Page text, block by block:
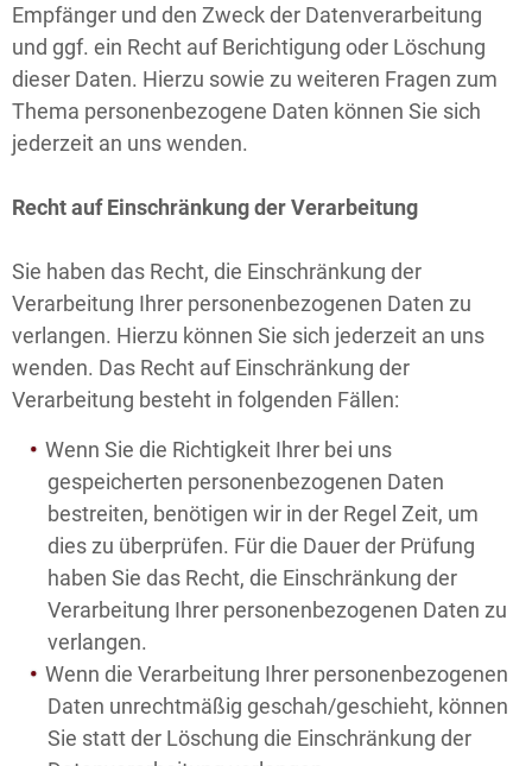
Empfänger und den Zweck der Datenverarbeitung
und ggf. ein Recht auf Berichtigung oder Löschung
dieser Daten. Hierzu sowie zu weiteren Fragen zum
Thema personenbezogene Daten können Sie sich
jederzeit an uns wenden.
Recht auf Einschränkung der Verarbeitung
Sie haben das Recht, die Einschränkung der
Verarbeitung Ihrer personenbezogenen Daten zu
verlangen. Hierzu können Sie sich jederzeit an uns
wenden. Das Recht auf Einschränkung der
Verarbeitung besteht in folgenden Fällen:
Wenn Sie die Richtigkeit Ihrer bei uns
gespeicherten personenbezogenen Daten
bestreiten, benötigen wir in der Regel Zeit, um
dies zu überprüfen. Für die Dauer der Prüfung
haben Sie das Recht, die Einschränkung der
Verarbeitung Ihrer personenbezogenen Daten zu
verlangen.
Wenn die Verarbeitung Ihrer personenbezogenen
Daten unrechtmäßig geschah/geschieht, können
Sie statt der Löschung die Einschränkung der